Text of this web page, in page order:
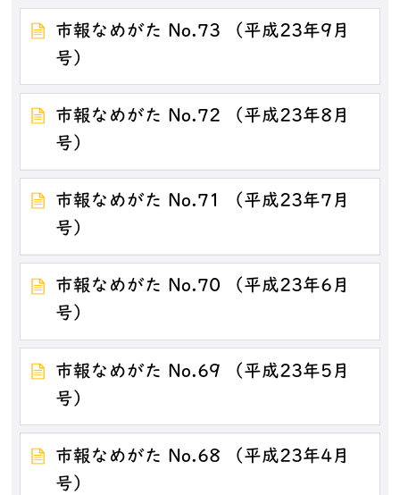
市報なめがた No.73 （平成23年9月
号）
市報なめがた No.72 （平成23年8月
号）
市報なめがた No.71 （平成23年7月
号）
市報なめがた No.70 （平成23年6月
号）
市報なめがた No.69 （平成23年5月
号）
市報なめがた No.68 （平成23年4月
号）